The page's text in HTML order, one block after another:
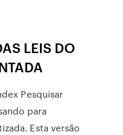
LEIS DO
Pesquisar
para
Esta versão